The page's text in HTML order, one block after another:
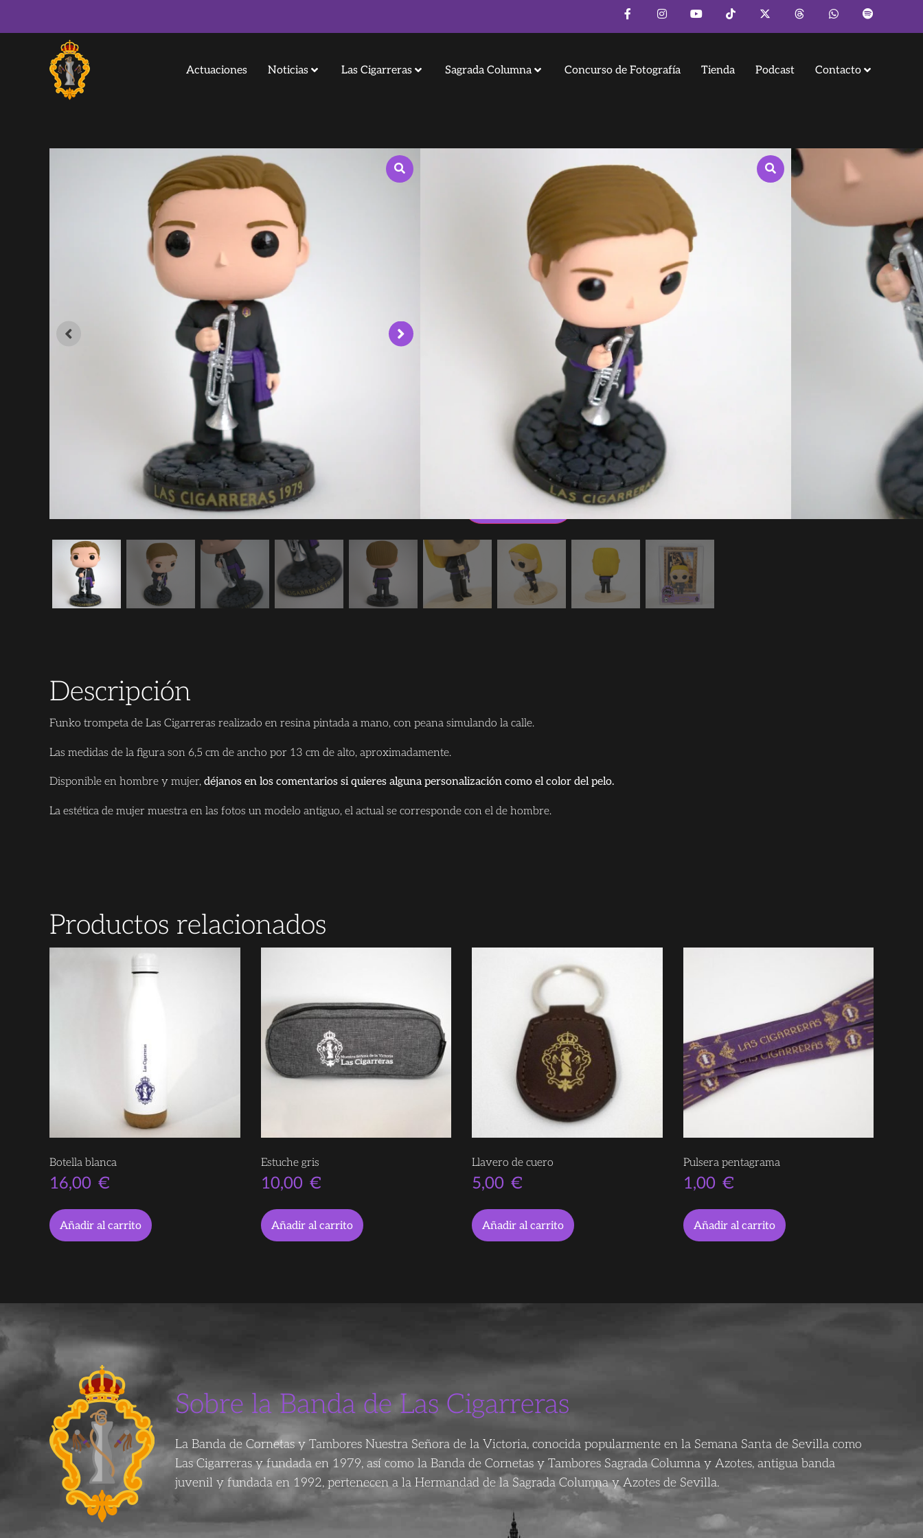
Actuaciones Noticias Las Cigarreras Sagrada Columna Concurso de Fotografía Tienda Podcast Contacto
Funko trompeta
Funko trompeta de Las Cigarreras realizado en resina pintada a mano, con peana
El tiempo de elaboración aproximada es de cuatro semanas, ya que está pintado a
La estética de mujer muestra en las fotos un modelo antiguo, el actual se corresponde
Descripción
Funko trompeta de Las Cigarreras realizado en resina pintada a mano, con peana simulando la calle.
Las medidas de la figura son 6,5 cm de ancho por 13 cm de alto, aproximadamente.
Disponible en hombre y mujer, déjanos en los comentarios si quieres alguna personalización como el color del pelo.
La estética de mujer muestra en las fotos un modelo antiguo, el actual se corresponde con el de hombre.
Productos relacionados
Botella blanca
16,00 €
Añadir al carrito
Estuche gris
10,00 €
Añadir al carrito
Llavero de cuero
5,00 €
Añadir al carrito
Pulsera pentagrama
1,00 €
Añadir al carrito
Sobre la Banda de Las Cigarreras
La Banda de Cornetas y Tambores Nuestra Señora de la Victoria, conocida popularmente en la Semana Santa de Sevilla como
Las Cigarreras y fundada en 1979, así como la Banda de Cornetas y Tambores Sagrada Columna y Azotes, antigua banda
juvenil y fundada en 1992, pertenecen a la Hermandad de la Sagrada Columna y Azotes de Sevilla.